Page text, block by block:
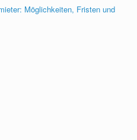
Möglichkeiten, Fristen und